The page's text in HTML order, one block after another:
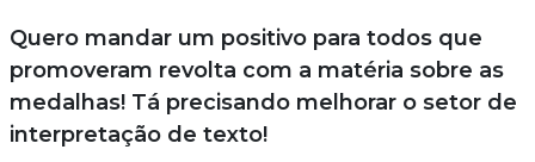
Quero mandar um positivo para todos que
promoveram revolta com a matéria sobre as
medalhas! Tá precisando melhorar o setor de
interpretação de texto!